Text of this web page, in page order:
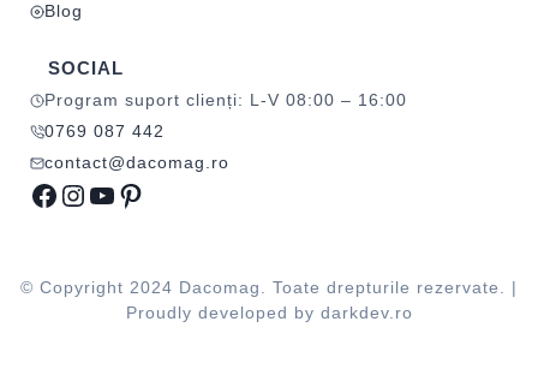
Blog
SOCIAL
Program suport clienți: L-V 08:00 – 16:00
0769 087 442
contact@dacomag.ro
Facebook
Instagram
YouTube
Pinterest
© Copyright 2024 Dacomag. Toate drepturile rezervate. |
Proudly developed by darkdev.ro